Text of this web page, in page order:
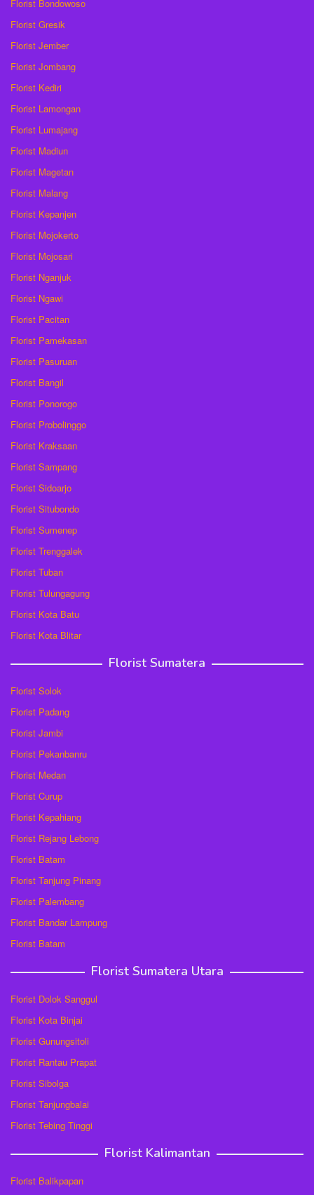
Florist Bondowoso
Florist Gresik
Florist Jember
Florist Jombang
Florist Kediri
Florist Lamongan
Florist Lumajang
Florist Madiun
Florist Magetan
Florist Malang
Florist Kepanjen
Florist Mojokerto
Florist Mojosari
Florist Nganjuk
Florist Ngawi
Florist Pacitan
Florist Pamekasan
Florist Pasuruan
Florist Bangil
Florist Ponorogo
Florist Probolinggo
Florist Kraksaan
Florist Sampang
Florist Sidoarjo
Florist Situbondo
Florist Sumenep
Florist Trenggalek
Florist Tuban
Florist Tulungagung
Florist Kota Batu
Florist Kota Blitar
Florist Sumatera
Florist Solok
Florist Padang
Florist Jambi
Florist Pekanbanru
Florist Medan
Florist Curup
Florist Kepahiang
Florist Rejang Lebong
Florist Batam
Florist Tanjung Pinang
Florist Palembang
Florist Bandar Lampung
Florist Batam
Florist Sumatera Utara
Florist Dolok Sanggul
Florist Kota Binjai
Florist Gunungsitoli
Florist Rantau Prapat
Florist Sibolga
Florist Tanjungbalai
Florist Tebing Tinggi
Florist Kalimantan
Florist Balikpapan